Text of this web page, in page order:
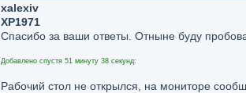
xalexiv
XP1971
Спасибо за ваши ответы. Отныне буду
Добавлено спустя 51 минуту 38 секунд:
Рабочий стол не открылся, на мониторе